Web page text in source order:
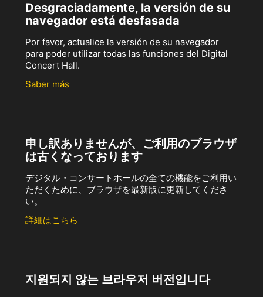
Desgraciadamente, la versión de su
navegador está desfasada
Por favor, actualice la versión de su navegador
para poder utilizar todas las funciones del Digital
Concert Hall.
Saber más
申し訳ありませんが、ご利用のブラウザ
は古くなっております
デジタル・コンサートホールの全ての機能をご利用い
ただくために、ブラウザを最新版に更新してくださ
い。
詳細はこちら
지원되지 않는 브라우저 버전입니다